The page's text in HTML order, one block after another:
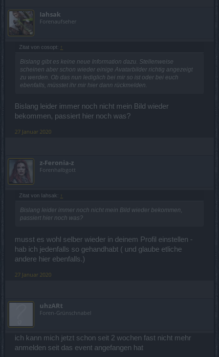
Iahsak
Forenaufseher
Zitat von cosopt: ↑
Bislang gibt es keine neue Information dazu. Stellenweise
scheinen aber schon wieder einige Avatarbilder richtig angezeigt
zu werden. Ob das nun lediglich bei mir so ist oder bei euch
ebenfalls, müsstet ihr mir hier dann rückmelden.
Bislang leider immer noch nicht mein Bild wieder
bekommen, passiert hier noch was?
27 Januar 2020
z-Feronia-z
Forenhalbgott
Zitat von Iahsak: ↑
Bislang leider immer noch nicht mein Bild wieder bekommen,
passiert hier noch was?
musst es wohl selber wieder in deinem Profil einstellen -
hab ich jedenfalls so gehandhabt ( und glaube etliche
andere hier ebenfalls.)
27 Januar 2020
uhzARt
Foren-Grünschnabel
ich kann mich jetzt schon seit 2 wochen fast nicht mehr
anmelden seit das event angefangen hat